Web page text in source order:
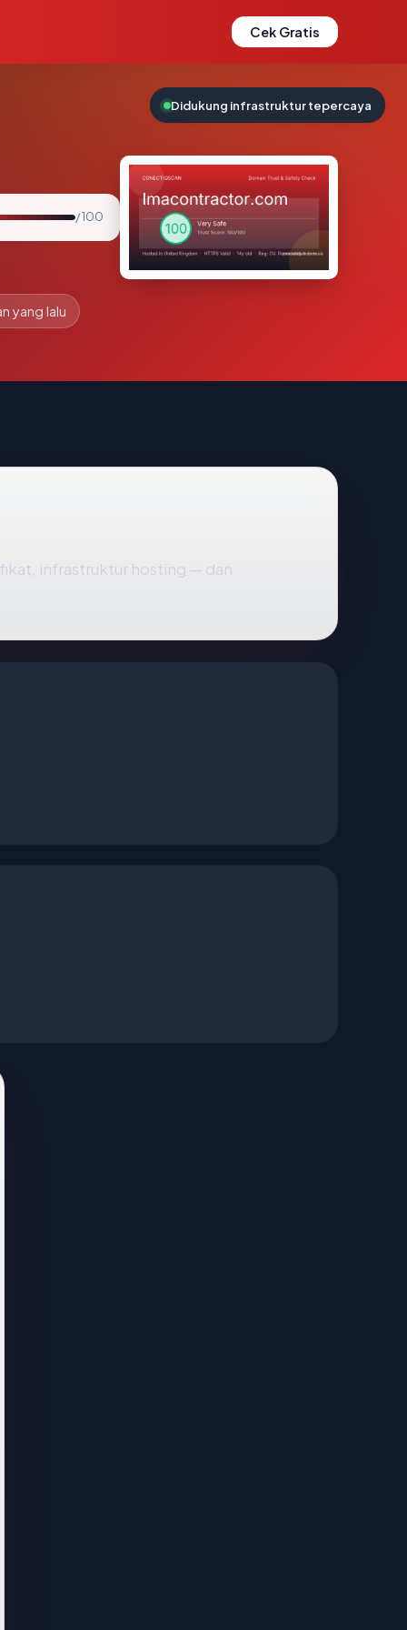
Cek Gratis
/ 100
yang lalu
infrastruktur hosting — dan
Didukung infrastruktur tepercaya